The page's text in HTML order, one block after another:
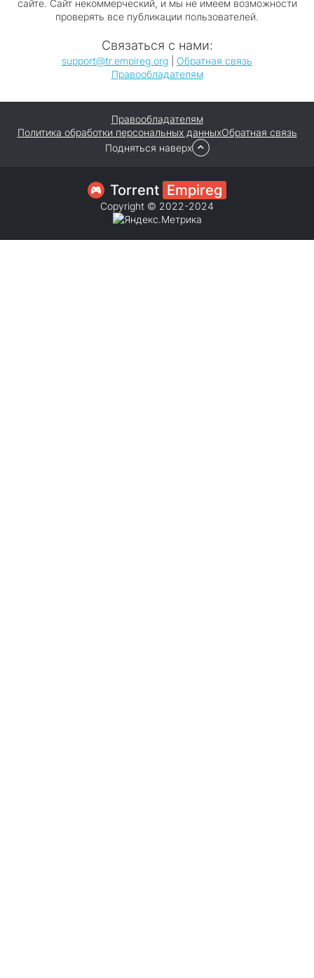
сайте. Сайт некоммерческий, и мы не имеем возможности
проверять все публикации пользователей.
Связаться с нами:
support@tr.empireg.org
Обратная связь
Правообладателям
Правообладателям
Политика обработки персональных данныхОбратная связь
Подняться наверх
Torrent Empireg
Copyright © 2022-2024